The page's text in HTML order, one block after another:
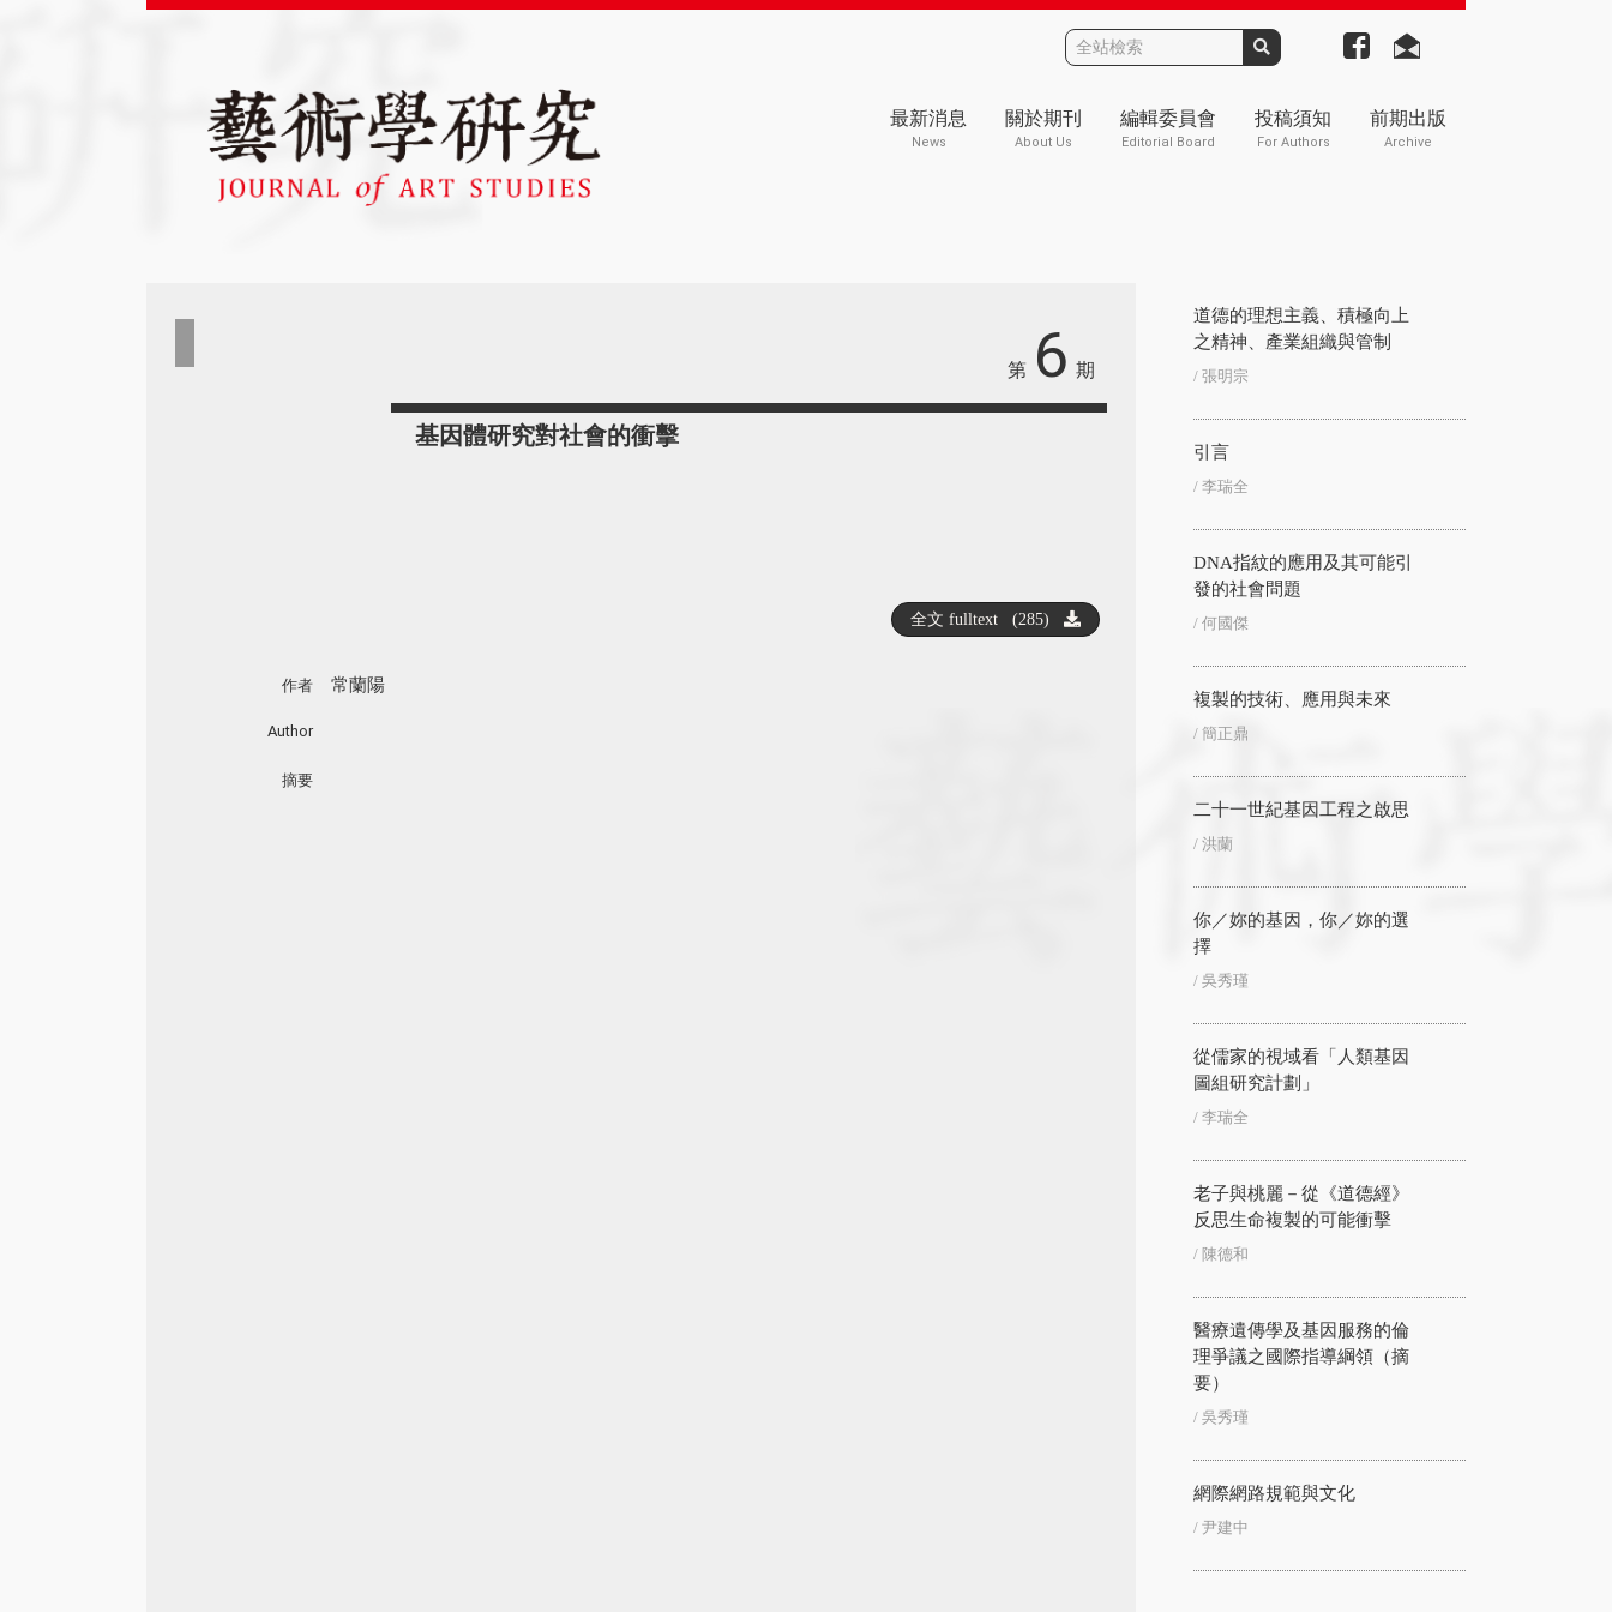
最新消息
News
關於期刊
About Us
編輯委員會
Editorial Board
投稿須知
For Authors
前期出版
Archive
第 6 期
基因體研究對社會的衝擊
作者 常蘭陽
Author
摘要
道德的理想主義、積極向上
之精神、產業組織與管制
/ 張明宗
引言
/ 李瑞全
DNA指紋的應用及其可能引
發的社會問題
/ 何國傑
複製的技術、應用與未來
/ 簡正鼎
二十一世紀基因工程之啟思
/ 洪蘭
你／妳的基因，你／妳的選
擇
/ 吳秀瑾
從儒家的視域看「人類基因
圖組研究計劃」
/ 李瑞全
老子與桃麗－從《道德經》
反思生命複製的可能衝擊
/ 陳德和
醫療遺傳學及基因服務的倫
理爭議之國際指導綱領（摘
要）
/ 吳秀瑾
網際網路規範與文化
/ 尹建中